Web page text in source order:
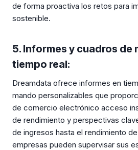
de forma proactiva los retos para
sostenible.
5. Informes y cuadros de
tiempo real:
Dreamdata ofrece informes en
mando personalizables que
de comercio electrónico acceso
de rendimiento y perspectivas
de ingresos hasta el rendimiento
empresas pueden supervisar sus